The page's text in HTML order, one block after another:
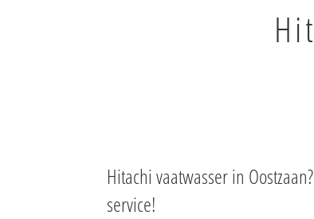
Hitachi vaatwasser in
service!